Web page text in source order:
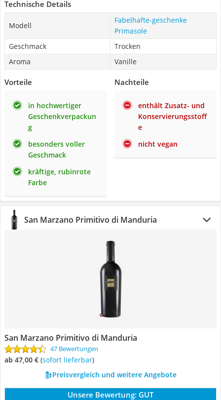
Technische Details
Modell
Fabelhafte-geschenke
Primasole
Geschmack
Trocken
Aroma
Vanille
Vorteile
in hochwertiger
Geschenkverpackun
g
besonders voller
Geschmack
kräftige, rubinrote
Farbe
Nachteile
enthält Zusatz- und
Konservierungsstoff
e
nicht vegan
San Marzano Primitivo di Manduria
San Marzano Primitivo di Manduria
47 Bewertungen
ab 47,00 € ( Sofort lieferbar)
Preisvergleich und weitere Angebote
Unsere Bewertung: GUT